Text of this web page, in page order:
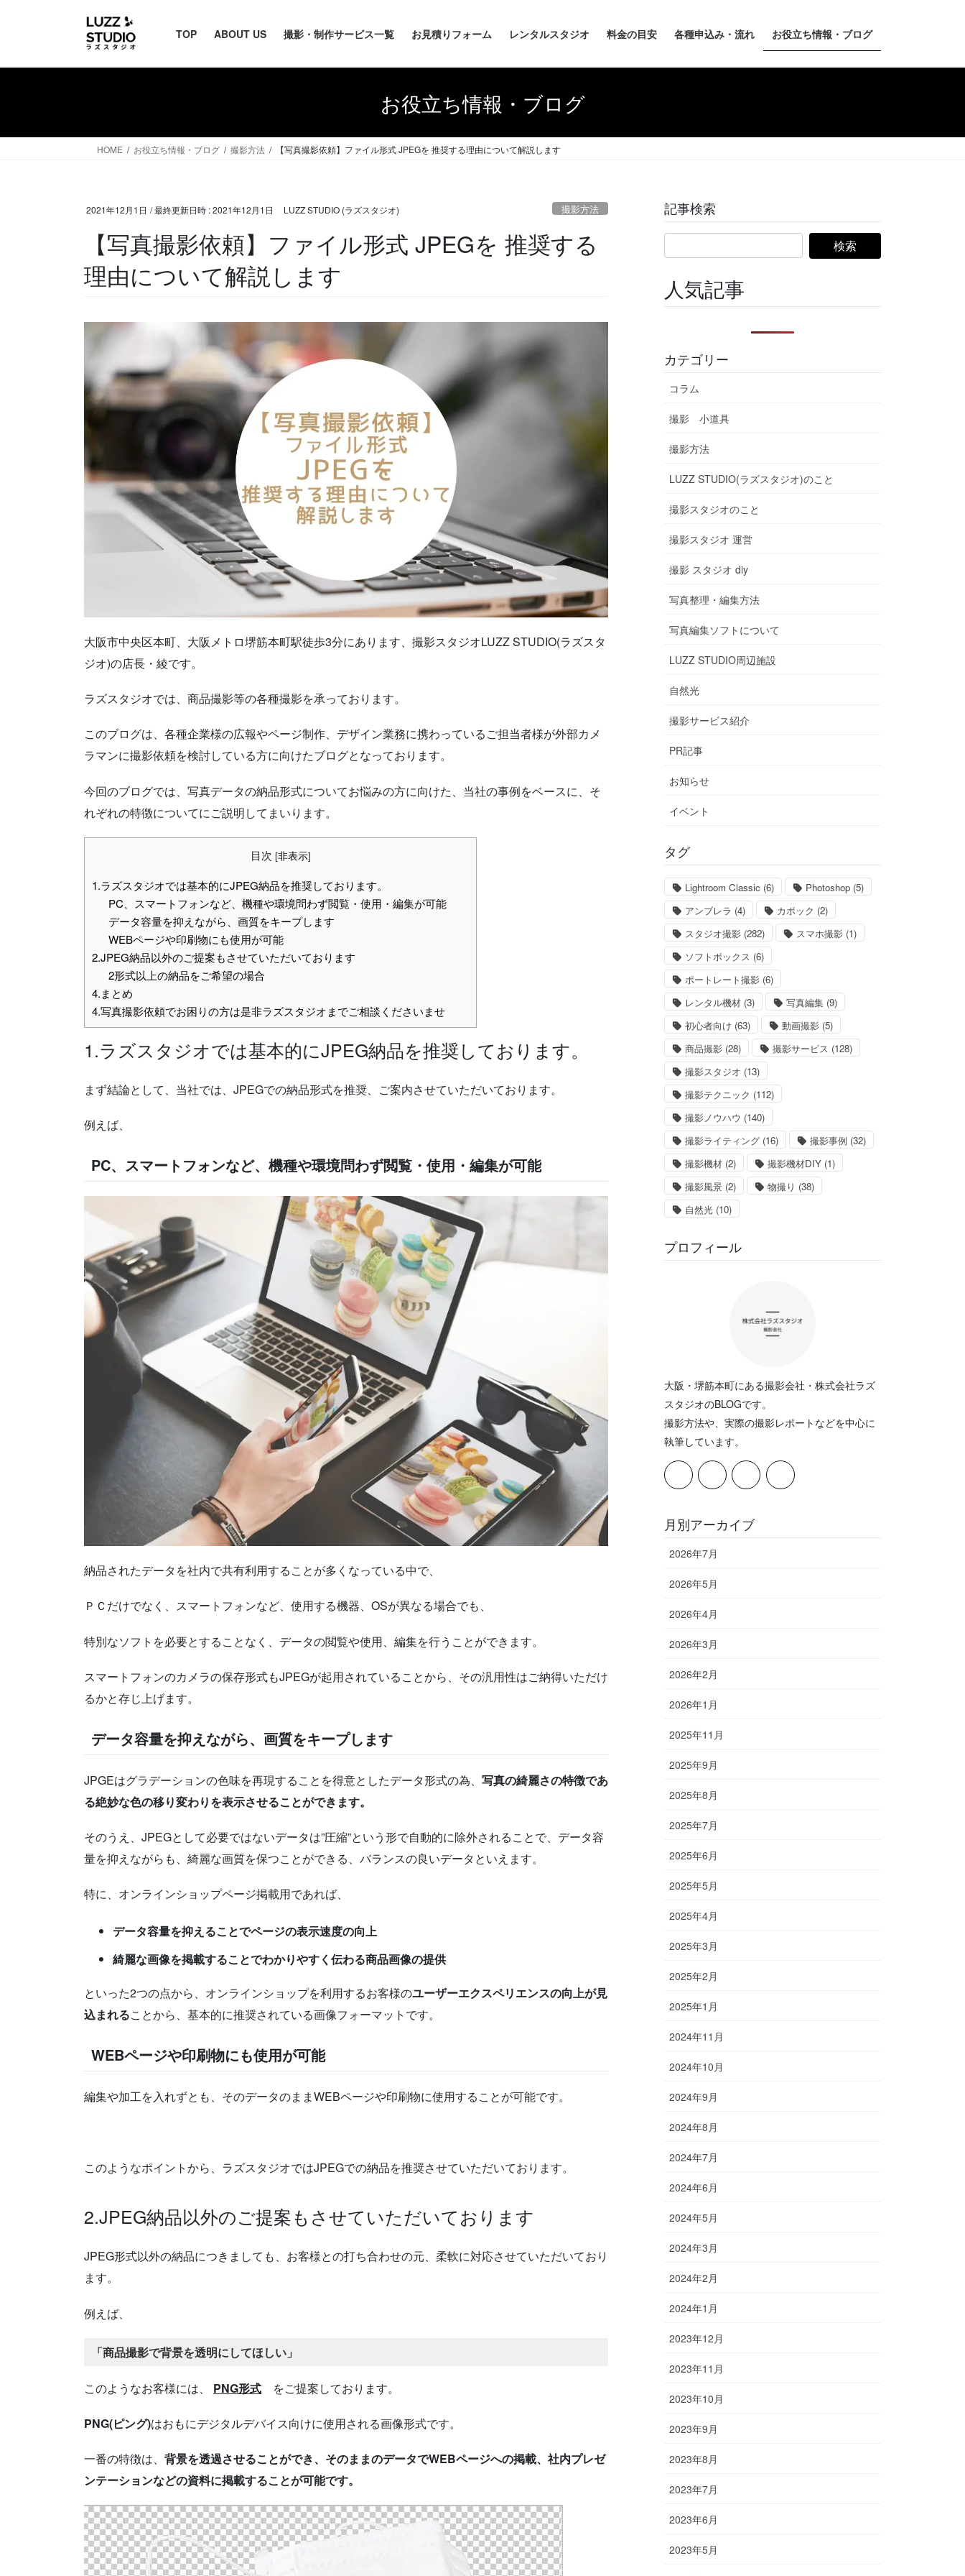
TOP ABOUT US 撮影・制作サービス一覧 お見積りフォーム レンタルスタジオ 料金の目安 各種申込み・流れ お役立ち情報・ブログ
お役立ち情報・ブログ
HOME お役立ち情報・ブログ 撮影方法 【写真撮影依頼】ファイル形式 JPEGを 推奨する理由について解説します
2021年12月1日 / 最終更新日時 :2021年12月1日 LUZZ STUDIO (ラズスタジオ) 撮影方法
【写真撮影依頼】ファイル形式 JPEGを 推奨する
理由について解説します
大阪市中央区本町、大阪メトロ堺筋本町駅徒歩3分にあります、撮影スタジオLUZZ STUDIO(ラズスタ
ジオ)の店長・綾です。
ラズスタジオでは、商品撮影等の各種撮影を承っております。
このブログは、 各種企業様の広報やページ制作、デザイン業務に携わっているご担当者様が外部カメ
ラマンに撮影依頼を検討している方に向けたブログとなっております。
今回のブログでは、 写真データの納品形式についてお悩みの方に向けた、当社の事例をベースに、そ
れぞれの特徴についてにご説明してまいります。
目次 [非表示]
1.ラズスタジオでは基本的にJPEG納品を推奨しております。
PC、スマートフォンなど、機種や環境問わず閲覧・使用・編集が可能
データ容量を抑えながら、画質をキープします
WEBページや印刷物にも使用が可能
2.JPEG納品以外のご提案もさせていただいております
2形式以上の納品をご希望の場合
4.まとめ
4.写真撮影依頼でお困りの方は是非ラズスタジオまでご相談くださいませ
1.ラズスタジオでは基本的にJPEG納品を推奨しております。
まず結論として、当社では、JPEGでの納品形式を推奨、ご案内させていただいております。
例えば、
PC、スマートフォンなど、機種や環境問わず閲覧・使用・編集が可能
納品されたデータを社内で共有利用することが多くなっている中で、
ＰＣだけでなく、スマートフォンなど、使用する機器、OSが異なる場合でも、
特別なソフトを必要とすることなく、データの閲覧や使用、編集を行うことができます。
スマートフォンのカメラの保存形式もJPEGが起用されていることから、その汎用性はご納得いただけ
るかと存じ上げます。
データ容量を抑えながら、画質をキープします
JPGEはグラデーションの色味を再現することを得意としたデータ形式の為、 写真の綺麗さの特徴であ
る絶妙な色の移り変わりを表示させることができます。
そのうえ、JPEGとして必要ではないデータは”圧縮”という形で自動的に除外されることで、データ容
量を抑えながらも、綺麗な画質を保つことができる、バランスの良いデータといえます。
特に、オンラインショップページ掲載用であれば、
データ容量を抑えることでページの表示速度の向上
綺麗な画像を掲載することでわかりやすく伝わる商品画像の提供
といった2つの点から、オンラインショップを利用するお客様のユーザーエクスペリエンスの向上が見
込まれることから、基本的に推奨されている画像フォーマットです。
WEBページや印刷物にも使用が可能
編集や加工を入れずとも、そのデータのままWEBページや印刷物に使用することが可能です。
このようなポイントから、ラズスタジオではJPEGでの納品を推奨させていただいております。
2.JPEG納品以外のご提案もさせていただいております
JPEG形式以外の納品につきましても、お客様との打ち合わせの元、柔軟に対応させていただいており
ます。
例えば、
「商品撮影で背景を透明にしてほしい」
このようなお客様には、 PNG形式 をご提案しております。
PNG(ピング)はおもにデジタルデバイス向けに使用される画像形式です。
一番の特徴は、 背景を透過させることができ、そのままのデータでWEBページへの掲載、社内プレゼ
ンテーションなどの資料に掲載することが可能です。
記事検索
人気記事
カテゴリー
コラム
撮影 小道具
撮影方法
LUZZ STUDIO(ラズスタジオ)のこと
撮影スタジオのこと
撮影スタジオ 運営
撮影 スタジオ diy
写真整理・編集方法
写真編集ソフトについて
LUZZ STUDIO周辺施設
自然光
撮影サービス紹介
PR記事
お知らせ
イベント
タグ
Lightroom Classic (6) Photoshop (5)
アンブレラ (4) カポック (2)
スタジオ撮影 (282) スマホ撮影 (1)
ソフトボックス (6)
ポートレート撮影 (6)
レンタル機材 (3) 写真編集 (9)
初心者向け (63) 動画撮影 (5)
商品撮影 (28) 撮影サービス (128)
撮影スタジオ (13)
撮影テクニック (112)
撮影ノウハウ (140)
撮影ライティング (16) 撮影事例 (32)
撮影機材 (2) 撮影機材DIY (1)
撮影風景 (2) 物撮り (38)
自然光 (10)
プロフィール
大阪・堺筋本町にある撮影会社・株式会社ラズ
スタジオのBLOGです。
撮影方法や、実際の撮影レポートなどを中心に
執筆しています。
月別アーカイブ
2026年7月
2026年5月
2026年4月
2026年3月
2026年2月
2026年1月
2025年11月
2025年9月
2025年8月
2025年7月
2025年6月
2025年5月
2025年4月
2025年3月
2025年2月
2025年1月
2024年11月
2024年10月
2024年9月
2024年8月
2024年7月
2024年6月
2024年5月
2024年3月
2024年2月
2024年1月
2023年12月
2023年11月
2023年10月
2023年9月
2023年8月
2023年7月
2023年6月
2023年5月